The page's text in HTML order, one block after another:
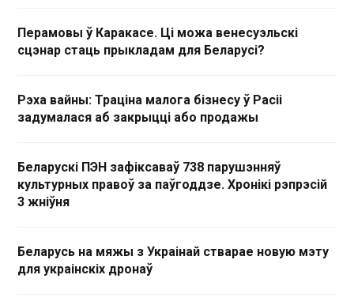
Перамовы ў Каракасе. Ці можа венесуэльскі
сцэнар стаць прыкладам для Беларусі?
Рэха вайны: Траціна малога бізнесу ў Расіі
задумалася аб закрыцці або продажы
Беларускі ПЭН зафіксаваў 738 парушэнняў
культурных правоў за паўгоддзе. Хронікі рэпрэсій
3 жніўня
Беларусь на мяжы з Украінай стварае новую мэту
для украінскіх дронаў